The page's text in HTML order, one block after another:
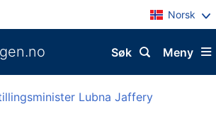
Norsk
Meny
Søk
Lubna Jaffery